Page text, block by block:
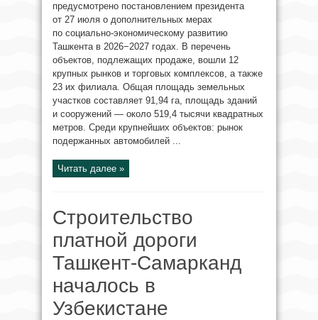
предусмотрено постановлением президента
от 27 июля о дополнительных мерах
по социально-экономическому развитию
Ташкента в 2026−2027 годах. В перечень
объектов, подлежащих продаже, вошли 12
крупных рынков и торговых комплексов, а также
23 их филиала. Общая площадь земельных
участков составляет 91,94 га, площадь зданий
и сооружений — около 519,4 тысячи квадратных
метров. Среди крупнейших объектов: рынок
подержанных автомобилей ...
Читать далее »
Строительство
платной дороги
Ташкент-Самарканд
началось в
Узбекистане